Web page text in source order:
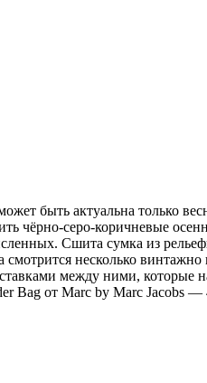
быть актуальна только
чёрно-серо-коричневые
Сшита сумка из
несколько
между ними, которые
Bag от Marc by Marc Jacobs —